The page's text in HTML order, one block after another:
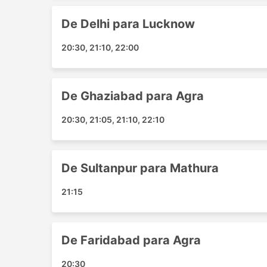
Mau
Tanda Akbarpur
Principais Destinos da Maa
Os ônibus da Maa Shakti Bhadra Travels
populares:
Delhi - Agra
Delhi - Lucknow
Noida - Agra
De Delhi para Lucknow
20:30, 21:10, 22:00
De Ghaziabad para Agra
20:30, 21:05, 21:10, 22:10
De Sultanpur para Mathura
21:15
De Faridabad para Agra
20:30